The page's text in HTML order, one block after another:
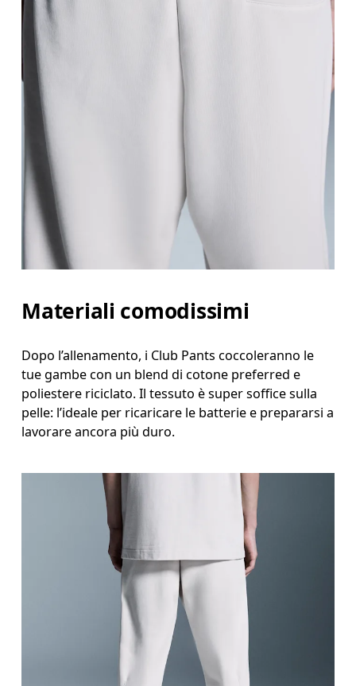
Materiali comodissimi
Dopo l’allenamento, i Club Pants coccoleranno le
tue gambe con un blend di cotone preferred e
poliestere riciclato. Il tessuto è super soffice sulla
pelle: l’ideale per ricaricare le batterie e prepararsi a
lavorare ancora più duro.